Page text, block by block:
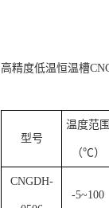
高精度低温恒温槽
型号
温度范围
（℃）
CNGDH-
-5~100